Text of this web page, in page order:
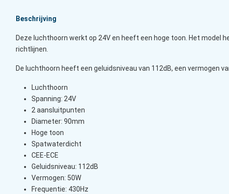
Beschrijving
Deze luchthoorn werkt op 24V en heeft een hoge toon. Het model
richtlijnen.
De luchthoorn heeft een geluidsniveau van 112dB, een vermogen
Luchthoorn
Spanning: 24V
2 aansluitpunten
Diameter: 90mm
Hoge toon
Spatwaterdicht
CEE-ECE
Geluidsniveau: 112dB
Vermogen: 50W
Frequentie: 430Hz